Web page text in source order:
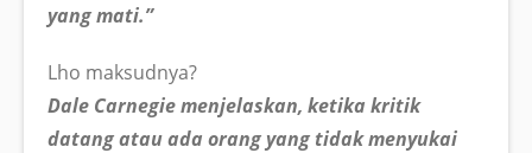
yang mati.”
Lho maksudnya?
Dale Carnegie menjelaskan, ketika kritik
datang atau ada orang yang tidak menyukai